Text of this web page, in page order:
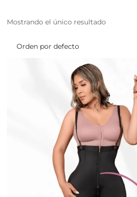
Forums
Mostrando el único resultado